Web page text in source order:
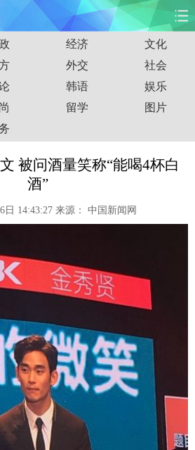
国际 财经
人事 教育
华人 汽车
康 信息化
军事 无人机
新华广播
新华电视英文 返回PC
经济
文化
外交
社会
韩语
娱乐
留学
图片
被问酒量笑称“能喝4杯白
酒”
日 14:43:27 来源： 中国新闻网